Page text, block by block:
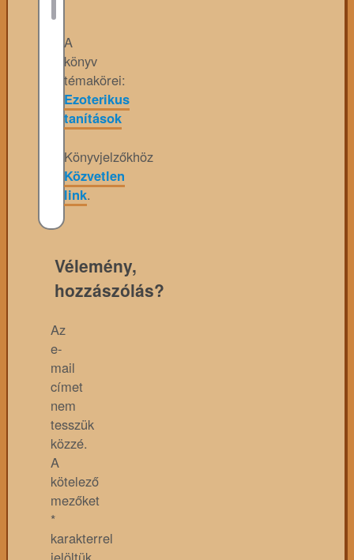
A
könyv
témakörei:
Ezoterikus
tanítások
Könyvjelzőkhöz
Közvetlen
link.
Vélemény,
hozzászólás?
Az
e-
mail
címet
nem
tesszük
közzé.
A
kötelező
mezőket
*
karakterrel